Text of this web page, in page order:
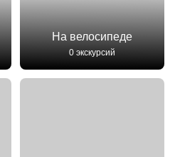
На велосипеде
0 экскурсий